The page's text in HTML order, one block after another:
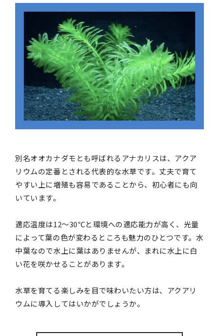
別名オオカナダモとも呼ばれるアナカリスは、アクア
リウムの定番とされる代表的な水草です。丈夫で育て
やすい上に増殖も容易であることから、初心者にも向
いています。
適応温度は12～30℃と環境への適応能力が高く、光量
によって葉の色が変わるところも魅力のひとつです。水
中葉なので水上に葉はありませんが、まれに水上に白
い花を咲かせることがあります。
水草を育てる楽しみを目で味わいたい方は、アクアリ
ウムに導入してはいかがでしょうか。